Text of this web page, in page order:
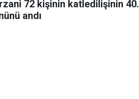
72 kişinin katledilişinin 40.
andı